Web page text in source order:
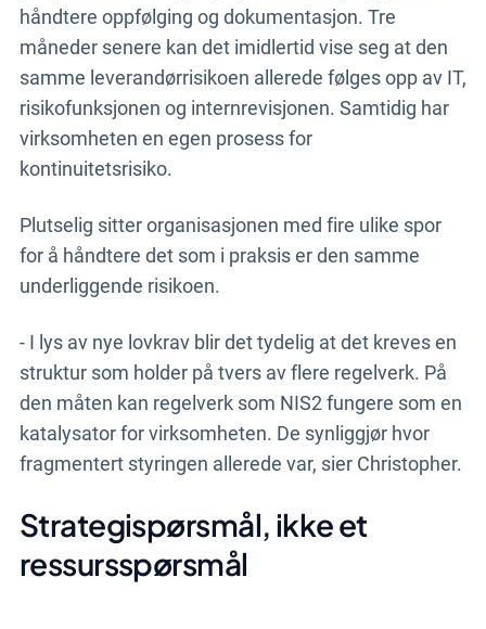
håndtere oppfølging og dokumentasjon. Tre
måneder senere kan det imidlertid vise seg at den
samme leverandørrisikoen allerede følges opp av IT,
risikofunksjonen og internrevisjonen. Samtidig har
virksomheten en egen prosess for
kontinuitetsrisiko.
Plutselig sitter organisasjonen med fire ulike spor
for å håndtere det som i praksis er den samme
underliggende risikoen.
- I lys av nye lovkrav blir det tydelig at det kreves en
struktur som holder på tvers av flere regelverk. På
den måten kan regelverk som NIS2 fungere som en
katalysator for virksomheten. De synliggjør hvor
fragmentert styringen allerede var, sier Christopher.
Strategispørsmål, ikke et
ressursspørsmål